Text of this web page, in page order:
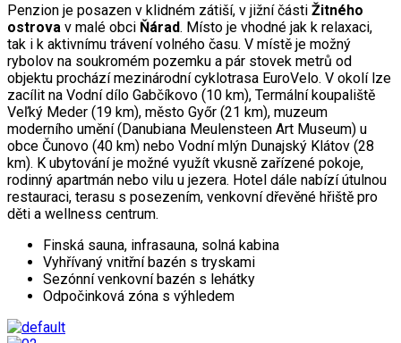
Penzion je posazen v klidném zátiší, v jižní části Žitného
ostrova v malé obci Ňárad. Místo je vhodné jak k relaxaci,
tak i k aktivnímu trávení volného času. V místě je možný
rybolov na soukromém pozemku a pár stovek metrů od
objektu prochází mezinárodní cyklotrasa EuroVelo. V okolí lze
zacílit na Vodní dílo Gabčíkovo (10 km), Termální koupaliště
Veľký Meder (19 km), město Győr (21 km), muzeum
moderního umění (Danubiana Meulensteen Art Museum) u
obce Čunovo (40 km) nebo Vodní mlýn Dunajský Klátov (28
km). K ubytování je možné využít vkusně zařízené pokoje,
rodinný apartmán nebo vilu u jezera. Hotel dále nabízí útulnou
restauraci, terasu s posezením, venkovní dřevěné hřiště pro
děti a wellness centrum.
Finská sauna, infrasauna, solná kabina
Vyhřívaný vnitřní bazén s tryskami
Sezónní venkovní bazén s lehátky
Odpočinková zóna s výhledem